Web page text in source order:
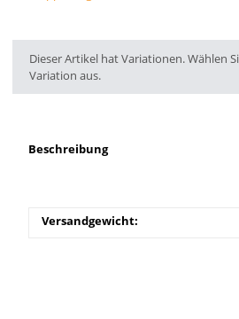
x
Dieser Artikel hat Variationen. Wählen
Variation aus.
Beschreibung
Versandgewicht: